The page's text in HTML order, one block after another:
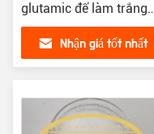
glutamic để làm trắng
da CAS 70-18-8
Nhận giá tốt nhất